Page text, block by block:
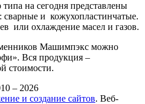
на сегодня представлены
сварные и кожухопластинчатые.
или охлаждение масел и газов.
Машимпэкс можно
Вся продукция –
стоимости.
– 2026
и создание сайтов. Веб-